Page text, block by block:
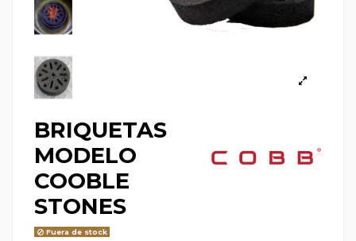
BRIQUETAS
MODELO
COOBLE
STONES
Fuera de stock